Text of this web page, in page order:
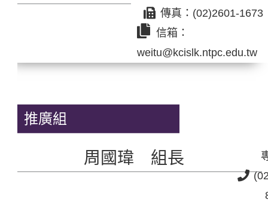
傳真：(02)2601-1673
信箱：
weitu@kcislk.ntpc.edu.tw
推廣組
周國瑋 組長